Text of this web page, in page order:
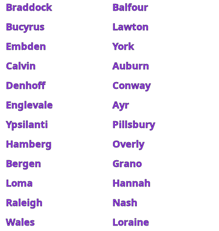
Braddock
Balfour
Bucyrus
Lawton
Embden
York
Calvin
Auburn
Denhoff
Conway
Englevale
Ayr
Ypsilanti
Pillsbury
Hamberg
Overly
Bergen
Grano
Loma
Hannah
Raleigh
Nash
Wales
Loraine